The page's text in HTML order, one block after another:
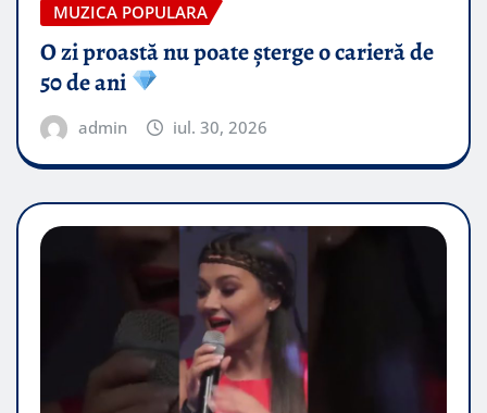
MUZICA POPULARA
O zi proastă nu poate șterge o carieră de
50 de ani
admin iul. 30, 2026